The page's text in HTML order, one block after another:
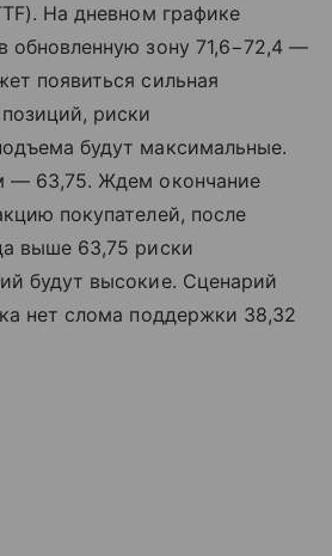
На дневном графике
обновленную зону 71,6−72,4 —
появиться сильная
риски
будут максимальные.
— 63,75. Ждем окончание
покупателей, после
выше 63,75 риски
будут высокие. Сценарий
нет слома поддержки 38,32